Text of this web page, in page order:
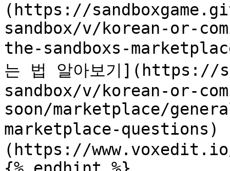
(https://
sandbox/v/korean-or-
the-sandboxs-
는 법 알아보기](https://
sandbox/v/korean-or-
soon/marketplace/
marketplace-questions)
(https://